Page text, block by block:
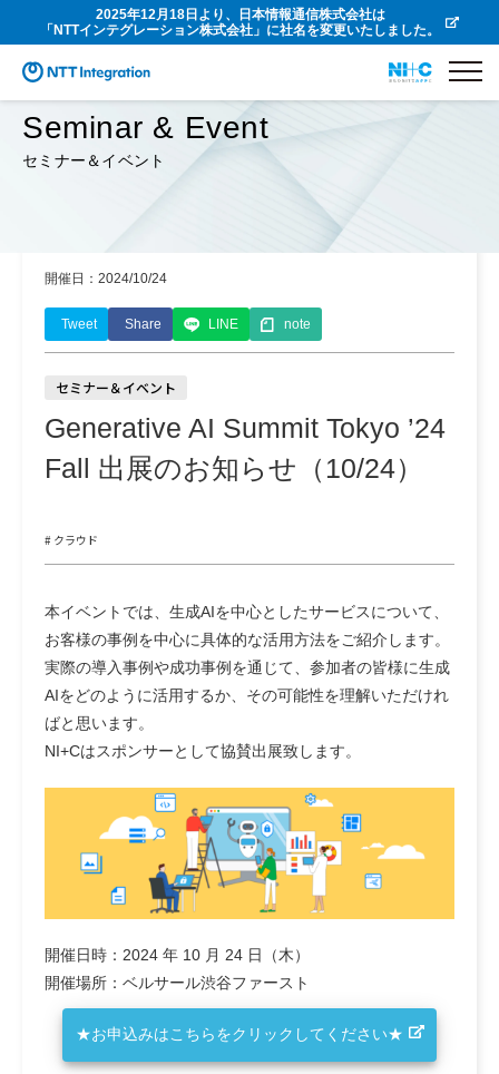
2025年12月18日より、日本情報通信株式会社は
「NTTインテグレーション株式会社」に社名を変更いたしました。
Seminar & Event
セミナー＆イベント
開催日：2024/10/24
Tweet Share LINE note
セミナー＆イベント
Generative AI Summit Tokyo ’24
Fall 出展のお知らせ（10/24）
# クラウド
本イベントでは、生成AIを中心としたサービスについて、
お客様の事例を中心に具体的な活用方法をご紹介します。
実際の導入事例や成功事例を通じて、参加者の皆様に生成
AIをどのように活用するか、その可能性を理解いただけれ
ばと思います。
NI+Cはスポンサーとして協賛出展致します。
開催日時：2024 年 10 月 24 日（木）
開催場所：ベルサール渋谷ファースト
★お申込みはこちらをクリックしてください★